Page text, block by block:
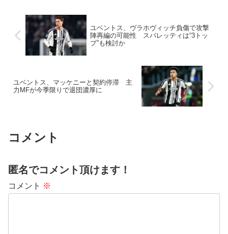
ユベントス、ヴラホヴィッチ負傷で攻撃
陣再編の可能性 スパレッティは“3トッ
プ”も検討か
ユベントス、マッケニーと契約停滞 主
力MFが今季限りで退団濃厚に
コメント
匿名でコメント頂けます！
コメント ※